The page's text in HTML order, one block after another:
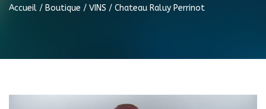
Accueil / Boutique / VINS / Chateau Raluy Perrinot